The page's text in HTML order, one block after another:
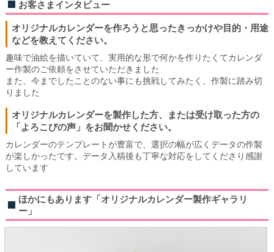
お客さまインタビュー
オリジナルカレンダーを作ろうと思ったきっかけや目的・用途
などを教えてください。
趣味で油絵を描いていて、実用的な形で何かを作りたくてカレンダ
ー作製のご依頼をさせていただきました
また、今までしたことのない事にも挑戦してみたく、作製に踏み切
りました
オリジナルカレンダーを製作した方、または受け取った方の
「よろこびの声」をお聞かせください。
カレンダーのテンプレートが豊富で、選択の幅が広くデータの作製
が楽しかったです。データ入稿後も丁寧な対応をしてくださり感謝
しています
ほかにもあります「オリジナルカレンダー製作ギャラリ
ー」